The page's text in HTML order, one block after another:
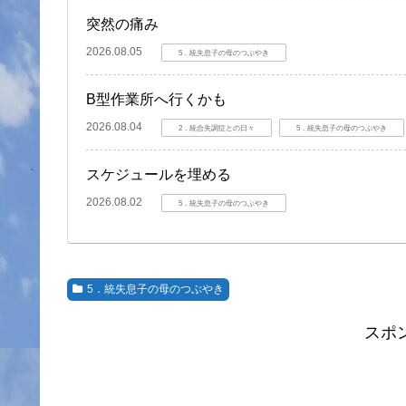
突然の痛み
2026.08.05 5．統失息子の母のつぶやき
B型作業所へ行くかも
2026.08.04 2．統合失調症との日々 5．統失息子の母のつぶやき
スケジュールを埋める
2026.08.02 5．統失息子の母のつぶやき
5．統失息子の母のつぶやき
スポ